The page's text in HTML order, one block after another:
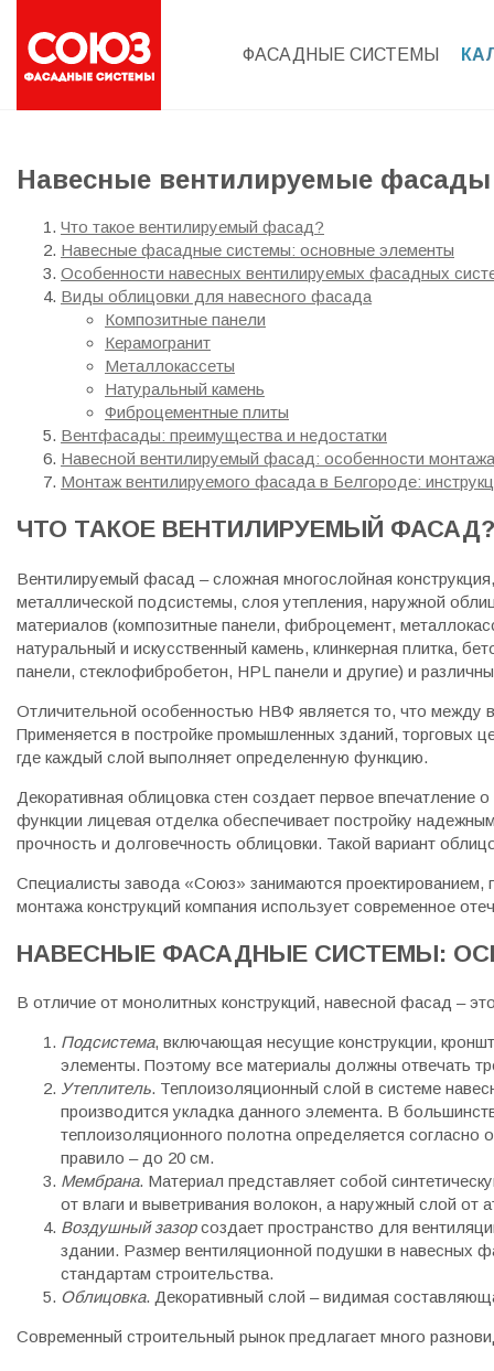
ФАСАДНЫЕ СИСТЕМЫ
Навесные вентилируемые
Что такое вентилируемый фасад?
Навесные фасадные системы: основные элементы
Особенности навесных вентилируемых фасадных
Виды облицовки для навесного фасада
Композитные панели
Керамогранит
Металлокассеты
Натуральный камень
Фиброцементные плиты
Вентфасады: преимущества и недостатки
Навесной вентилируемый фасад: особенности монтажа
Монтаж вентилируемого фасада в Белгороде:
ЧТО ТАКОЕ ВЕНТИЛИРУЕМЫЙ ФАСАД?
Вентилируемый фасад – сложная многослойная
металлической подсистемы, слоя утепления, наружной
материалов (композитные панели, фиброцемент,
натуральный и искусственный камень, клинкерная плитка,
панели, стеклофибробетон, HPL панели и другие) и
Отличительной особенностью НВФ является то, что между
Применяется в постройке промышленных зданий, торговых
где каждый слой выполняет определенную функцию.
Декоративная облицовка стен создает первое впечатление
функции лицевая отделка обеспечивает постройку
прочность и долговечность облицовки. Такой вариант
Специалисты завода «Союз» занимаются
монтажа конструкций компания использует современное
НАВЕСНЫЕ ФАСАДНЫЕ СИСТЕМЫ:
В отличие от монолитных конструкций, навесной фасад –
Подсистема, включающая несущие конструкции,
элементы. Поэтому все материалы должны отвечать
Утеплитель. Теплоизоляционный слой в системе
производится укладка данного элемента. В
теплоизоляционного полотна определяется
правило – до 20 см.
Мембрана. Материал представляет собой
от влаги и выветривания волокон, а наружный слой от
Воздушный зазорсоздает пространство для
здании. Размер вентиляционной подушки в навесных
стандартам строительства.
Облицовка. Декоративный слой – видимая
Современный строительный рынок предлагает много